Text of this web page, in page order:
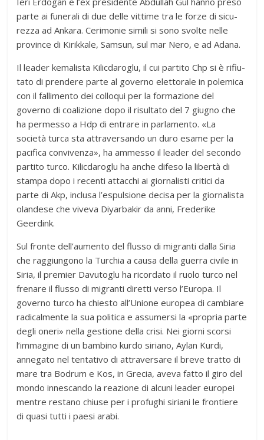
parte ai fune­rali di due delle vit­time tra le forze di sicu­
rezza ad Ankara. Ceri­mo­nie simili si sono svolte nelle
pro­vince di Kirik­kale, Sam­sun, sul mar Nero, e ad Adana.
Il lea­der kema­li­sta Kilic­da­ro­glu, il cui par­tito Chp si è rifiu­
tato di pren­dere parte al governo elet­to­rale in pole­mica
con il fal­li­mento dei col­lo­qui per la for­ma­zione del
governo di coa­li­zione dopo il risul­tato del 7 giu­gno che
ha per­messo a Hdp di entrare in par­la­mento. «La
società turca sta attra­ver­sando un duro esame per la
paci­fica con­vi­venza», ha ammesso il lea­der del secondo
par­tito turco. Kilic­da­ro­glu ha anche difeso la libertà di
stampa dopo i recenti attac­chi ai gior­na­li­sti cri­tici da
parte di Akp, inclusa l’espulsione decisa per la gior­na­li­sta
olan­dese che viveva Diyar­ba­kir da anni, Fre­de­rike
Geerdink.
Sul fronte dell’aumento del flusso di migranti dalla Siria
che rag­giun­gono la Tur­chia a causa della guerra civile in
Siria, il pre­mier Davu­to­glu ha ricor­dato il ruolo turco nel
fre­nare il flusso di migranti diretti verso l’Europa. Il
governo turco ha chie­sto all’Unione euro­pea di cam­biare
radi­cal­mente la sua poli­tica e assu­mersi la «pro­pria parte
degli oneri» nella gestione della crisi. Nei giorni scorsi
l’immagine di un bam­bino kurdo siriano, Aylan Kurdi,
anne­gato nel ten­ta­tivo di attra­ver­sare il breve tratto di
mare tra Bodrum e Kos, in Gre­cia, aveva fatto il giro del
mondo inne­scando la rea­zione di alcuni lea­der euro­pei
men­tre restano chiuse per i pro­fu­ghi siriani le fron­tiere
di quasi tutti i paesi arabi.